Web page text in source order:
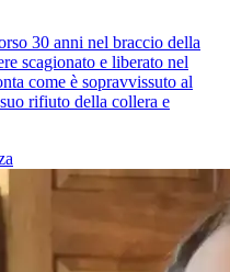
30 anni nel braccio della
scagionato e liberato nel
come è sopravvissuto al
rifiuto della collera e